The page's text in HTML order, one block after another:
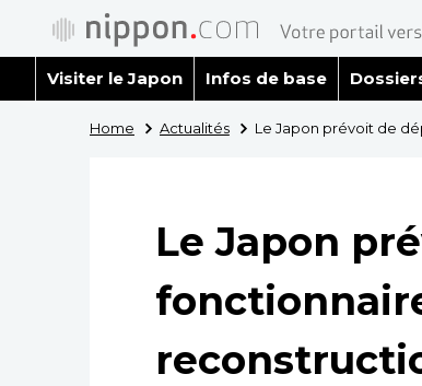
Visiter le Japon Infos de base
Home Actualités Le Japon prévoit de
Le Japon